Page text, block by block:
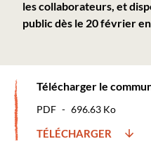
les collaborateurs, et
public dès le 20 février
Télécharger le
PDF 696.63 Ko
TÉLÉCHARGER